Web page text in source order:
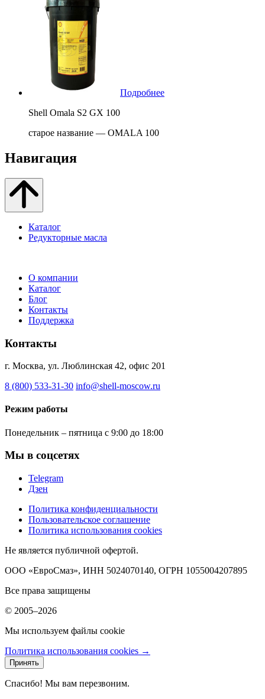
Подробнее
Shell Omala S2 GX 100
старое название — OMALA 100
Навигация
Каталог
Редукторные масла
О компании
Каталог
Блог
Контакты
Поддержка
Контакты
г. Москва, ул. Люблинская 42, офис 201
8 (800) 533-31-30 info@shell-moscow.ru
Режим работы
Понедельник – пятница с 9:00 до 18:00
Мы в соцсетях
Telegram
Дзен
Политика конфиденциальности
Пользовательское соглашение
Политика использования cookies
Не является публичной офертой.
ООО «ЕвроСмаз», ИНН 5024070140, ОГРН 1055004207895
Все права защищены
© 2005–2026
Мы используем файлы cookie
Политика использования cookies →
Принять
Спасибо! Мы вам перезвоним.